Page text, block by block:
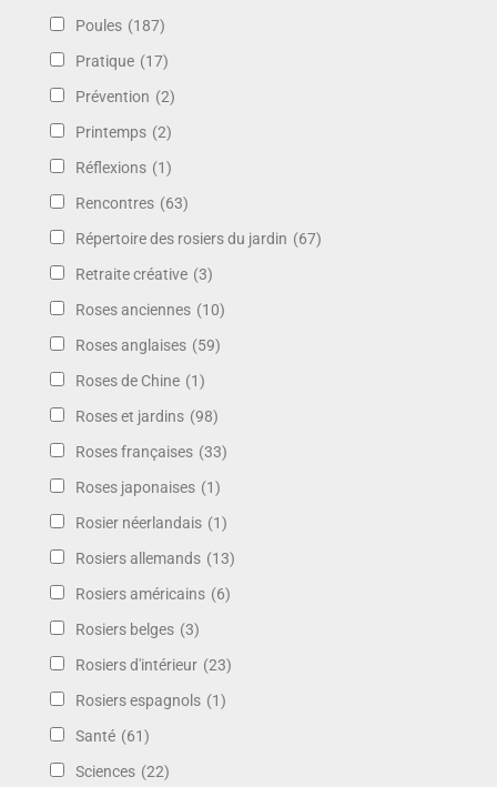
Poules (187)
Pratique (17)
Prévention (2)
Printemps (2)
Réflexions (1)
Rencontres (63)
Répertoire des rosiers du jardin (67)
Retraite créative (3)
Roses anciennes (10)
Roses anglaises (59)
Roses de Chine (1)
Roses et jardins (98)
Roses françaises (33)
Roses japonaises (1)
Rosier néerlandais (1)
Rosiers allemands (13)
Rosiers américains (6)
Rosiers belges (3)
Rosiers d'intérieur (23)
Rosiers espagnols (1)
Santé (61)
Sciences (22)